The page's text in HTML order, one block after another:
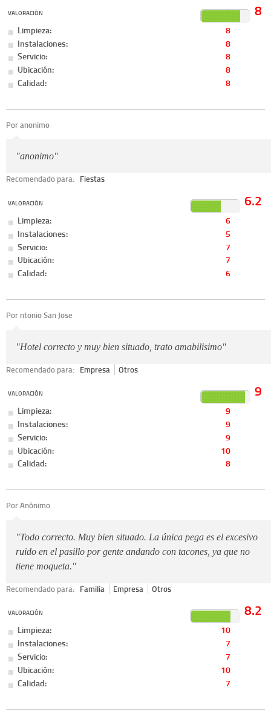
VALORACIÓN 8
Limpieza:
8
Instalaciones:
8
Servicio:
8
Ubicación:
8
Calidad:
8
Por anonimo
"anonimo"
Recomendado para: Fiestas
VALORACIÓN 6.2
Limpieza:
6
Instalaciones:
5
Servicio:
7
Ubicación:
7
Calidad:
6
Por ntonio San Jose
"Hotel correcto y muy bien situado, trato amabilisimo"
Recomendado para: Empresa Otros
VALORACIÓN 9
Limpieza:
9
Instalaciones:
9
Servicio:
9
Ubicación:
10
Calidad:
8
Por Anónimo
"Todo correcto. Muy bien situado. La única pega es el excesivo
ruido en el pasillo por gente andando con tacones, ya que no
tiene moqueta."
Recomendado para: Familia Empresa Otros
VALORACIÓN 8.2
Limpieza:
10
Instalaciones:
7
Servicio:
7
Ubicación:
10
Calidad:
7